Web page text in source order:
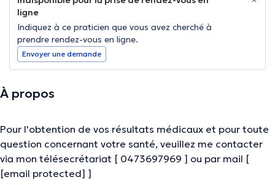
ligne
Indiquez à ce praticien que vous avez cherché à
prendre rendez-vous en ligne.
Envoyer une demande
À propos
Pour l'obtention de vos résultats médicaux et pour toute
question concernant votre santé, veuillez me contacter
via mon télésecrétariat [ 0473697969 ] ou par mail [
[email protected] ]